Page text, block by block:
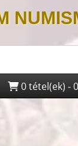
0 tétel(ek) -